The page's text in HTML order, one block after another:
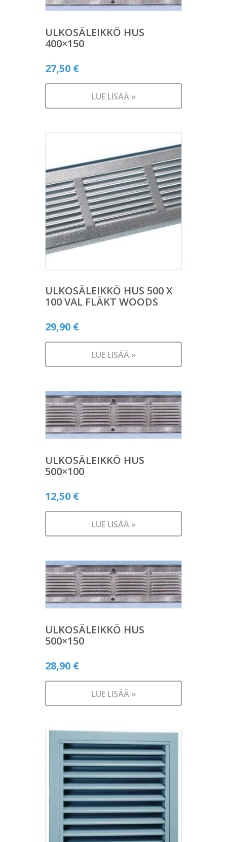
ULKOSÄLEIKKÖ HUS
400×150
27,50 €
LUE LISÄÄ »
ULKOSÄLEIKKÖ HUS 500 X
100 VAL FLÄKT WOODS
29,90 €
LUE LISÄÄ »
ULKOSÄLEIKKÖ HUS
500×100
12,50 €
LUE LISÄÄ »
ULKOSÄLEIKKÖ HUS
500×150
28,90 €
LUE LISÄÄ »